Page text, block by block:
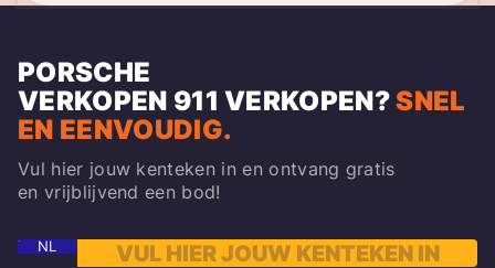
PORSCHE
VERKOPEN 911 VERKOPEN?SNEL
EN EENVOUDIG.
Vul hier jouw kenteken in en ontvang gratis
en vrijblijvend een bod!
NL